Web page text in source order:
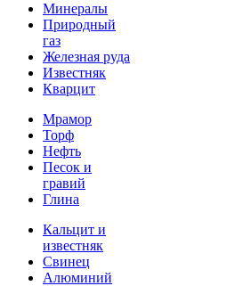
Минералы
Природный
газ
Железная руда
Известняк
Кварцит
Мрамор
Торф
Нефть
Песок и
гравий
Глина
Кальцит и
известняк
Свинец
Алюминий